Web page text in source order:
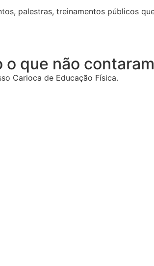
palestras, treinamentos públicos
o que não
Carioca de Educação Física.